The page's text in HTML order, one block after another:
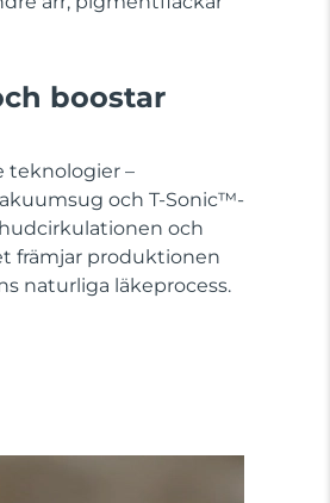
boostar
teknologier –
och T-Sonic™-
och
främjar produktionen
naturliga läkeprocess.